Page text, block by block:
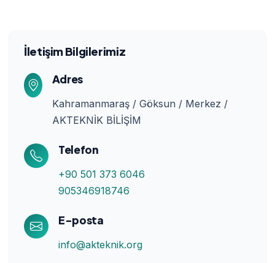
İletişim Bilgilerimiz
Adres
Kahramanmaraş / Göksun / Merkez /
AKTEKNİK BİLİŞİM
Telefon
+90 501 373 6046
905346918746
E-posta
info@akteknik.org